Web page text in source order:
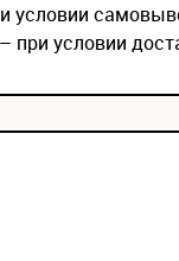
условии
при условии